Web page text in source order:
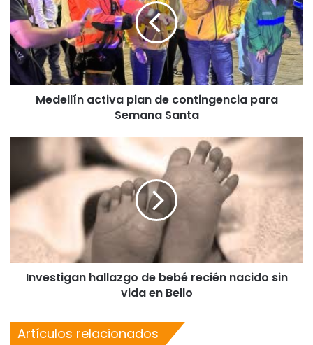
Medellín activa plan de contingencia para
Semana Santa
Investigan hallazgo de bebé recién nacido sin
vida en Bello
Artículos relacionados